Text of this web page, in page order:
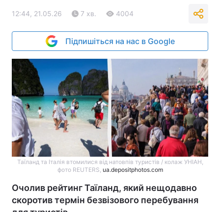
12:44, 21.05.26 7 хв. 4004
Підпишіться на нас в Google
Таїланд та Італія втомилися від натовпів туристів / колаж УНІАН,
фото REUTERS, ua.depositphotos.com
Очолив рейтинг Таїланд, який нещодавно
скоротив термін безвізового перебування